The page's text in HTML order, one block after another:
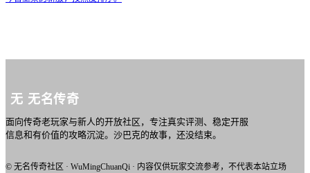
无 无名传奇
面向传奇老玩家与新人的开放社区，专注真实评测、稳定开服
信息和有价值的攻略沉淀。沙巴克的故事，还没结束。
© 无名传奇社区 · WuMingChuanQi · 内容仅供玩家交流参考，不代表本站立场